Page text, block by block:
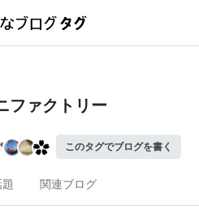
ファクトリー
このタグでブログを書く
関連ブログ